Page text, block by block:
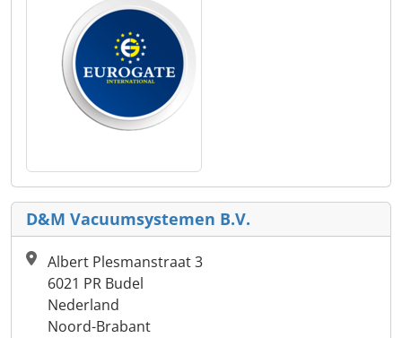
D&M Vacuumsystemen B.V.
Albert Plesmanstraat 3
6021 PR Budel
Nederland
Noord-Brabant